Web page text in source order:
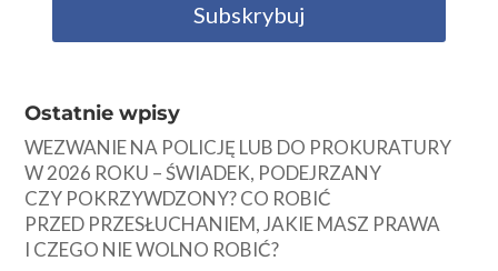
Subskrybuj
Ostatnie wpisy
WEZWANIE NA POLICJĘ LUB DO PROKURATURY
W 2026 ROKU – ŚWIADEK, PODEJRZANY
CZY POKRZYWDZONY? CO ROBIĆ
PRZED PRZESŁUCHANIEM, JAKIE MASZ PRAWA
I CZEGO NIE WOLNO ROBIĆ?